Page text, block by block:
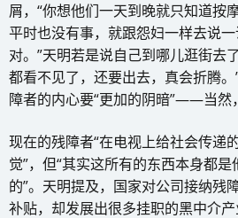
屑，“你想他们一天到晚就只知道按
平时也没有事，就跟怨妇一样去说
对。”天明若是说自己到哪儿逛街去
都看不见了，还要出去，真会折腾
障者的内心要“更加的阴暗”——当然
现在的残障者“在电视上给社会传递
觉”，但“其实这所有的东西本身都
的”。天明提及，国家对公司接纳残
补贴，却发展出很多挂职的黑中介